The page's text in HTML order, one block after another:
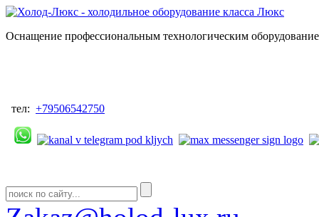
Оснащение профессиональным технологическим
тел: +79506542750